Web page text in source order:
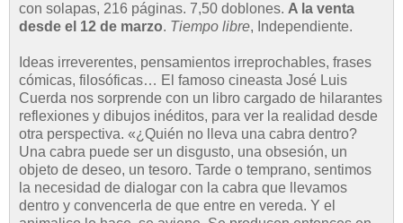
con solapas, 216 páginas. 7,50 doblones. A la venta
desde el 12 de marzo. Tiempo libre, Independiente.
Ideas irreverentes, pensamientos irreprochables, frases
cómicas, filosóficas… El famoso cineasta José Luis
Cuerda nos sorprende con un libro cargado de hilarantes
reflexiones y dibujos inéditos, para ver la realidad desde
otra perspectiva. «¿Quién no lleva una cabra dentro?
Una cabra puede ser un disgusto, una obsesión, un
objeto de deseo, un tesoro. Tarde o temprano, sentimos
la necesidad de dialogar con la cabra que llevamos
dentro y convencerla de que entre en vereda. Y el